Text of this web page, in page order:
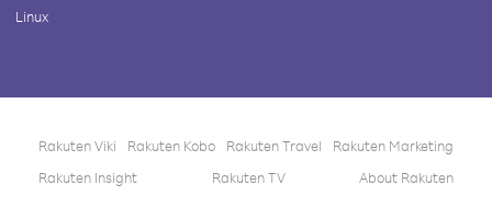
Linux
Rakuten Viki Rakuten Kobo Rakuten Travel
Rakuten Marketing
Rakuten Insight
Rakuten TV About Rakuten